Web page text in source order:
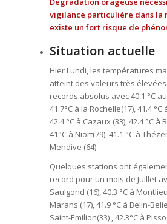
vigilance particulière dans la
existe un fort risque de
Situation actuelle
Hier Lundi, les températures
atteint des valeurs très
records absolus avec 40.1 °C
41.7°C à la Rochelle(17), 41.4
42.4 °C à Cazaux (33), 42.4 °C à
41°C à Niort(79), 41.1 °C à
Mendive (64).
Quelques stations ont
record pour un mois de Juillet
Saulgond (16), 40.3 °C à
Marans (17), 41.9 °C à Belin-
Saint-Emilion(33) , 42.3°C à